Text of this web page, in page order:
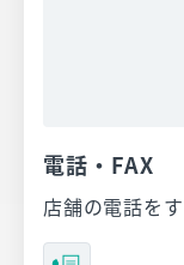
電話・FAX
店舗の電話を